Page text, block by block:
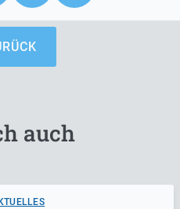
auch